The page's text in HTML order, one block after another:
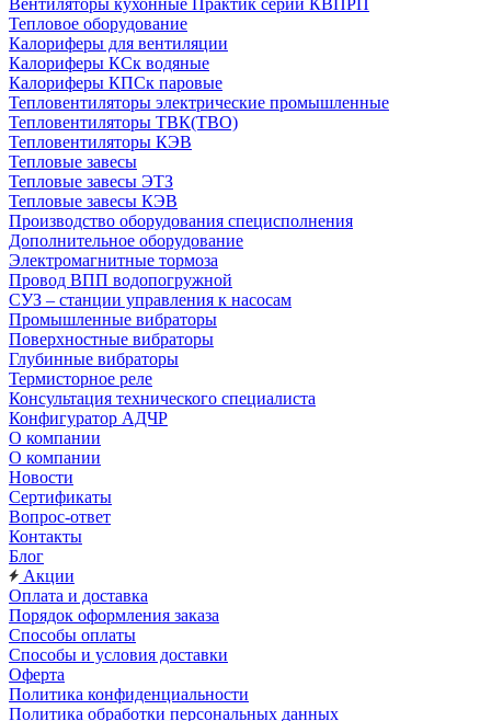
Вентиляторы кухонные Практик серии КВПРП
Тепловое оборудование
Калориферы для вентиляции
Калориферы КСк водяные
Калориферы КПСк паровые
Тепловентиляторы электрические промышленные
Тепловентиляторы ТВК(ТВО)
Тепловентиляторы КЭВ
Тепловые завесы
Тепловые завесы ЭТЗ
Тепловые завесы КЭВ
Производство оборудования специсполнения
Дополнительное оборудование
Электромагнитные тормоза
Провод ВПП водопогружной
СУЗ – станции управления к насосам
Промышленные вибраторы
Поверхностные вибраторы
Глубинные вибраторы
Термисторное реле
Консультация технического специалиста
Конфигуратор АДЧР
О компании
О компании
Новости
Сертификаты
Вопрос-ответ
Контакты
Блог
Акции
Оплата и доставка
Порядок оформления заказа
Способы оплаты
Способы и условия доставки
Оферта
Политика конфиденциальности
Политика обработки персональных данных